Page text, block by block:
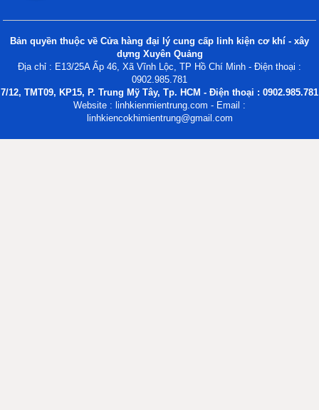
Bản quyền thuộc về Cửa hàng đại lý cung cấp linh kiện cơ khí - xây
dựng Xuyên Quảng
Địa chỉ : E13/25A Ấp 46, Xã Vĩnh Lộc, TP Hồ Chí Minh - Điện thoại :
0902.985.781
7/12, TMT09, KP15, P. Trung Mỹ Tây, Tp. HCM - Điện thoại : 0902.985.781
Website : linhkienmientrung.com - Email :
linhkiencokhimientrung@gmail.com